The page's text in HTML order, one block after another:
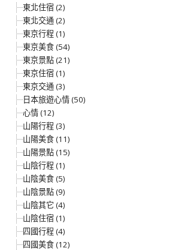
東北住宿 (2)
東北交通 (2)
東京行程 (1)
東京美食 (54)
東京景點 (21)
東京住宿 (1)
東京交通 (3)
日本旅遊心情 (50)
心情 (12)
山陽行程 (3)
山陽美食 (11)
山陽景點 (15)
山陰行程 (1)
山陰美食 (5)
山陰景點 (9)
山陰其它 (4)
山陰住宿 (1)
四國行程 (4)
四國美食 (12)